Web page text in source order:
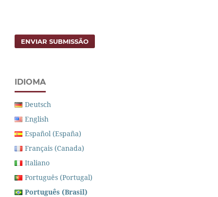
ENVIAR SUBMISSÃO
IDIOMA
Deutsch
English
Español (España)
Français (Canada)
Italiano
Português (Portugal)
Português (Brasil)